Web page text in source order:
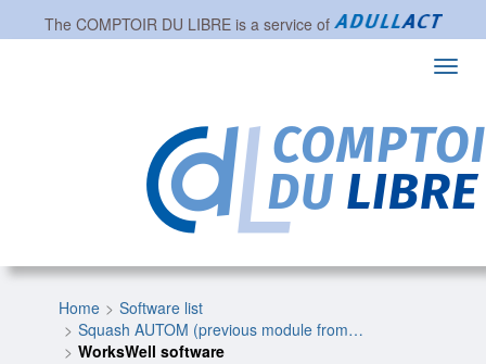
The COMPTOIR DU LIBREis a service of
Home
Software list
Squash AUTOM (previous module from…
WorksWell software